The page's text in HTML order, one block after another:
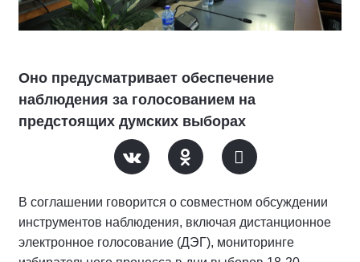
Оно предусматривает обеспечение
наблюдения за голосованием на
предстоящих думских выборах
В соглашении говорится о совместном обсуждении
инструментов наблюдения, включая дистанционное
электронное голосование (ДЭГ), мониторинге